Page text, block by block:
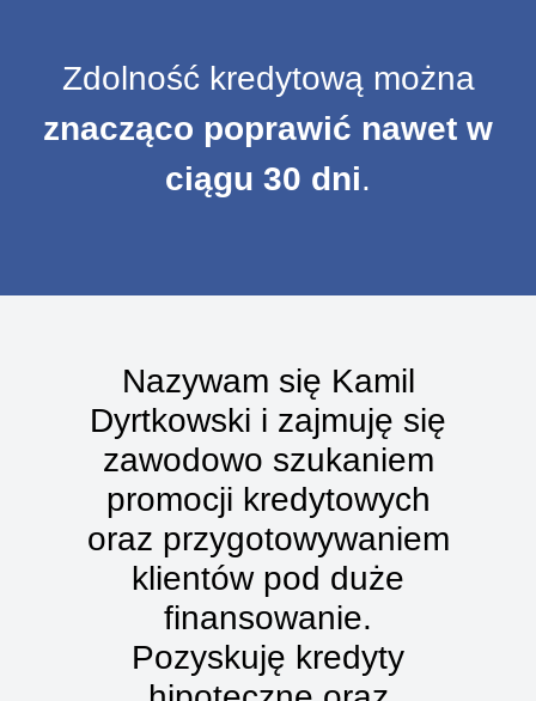
Zdolność kredytową można
znacząco poprawić nawet w
ciągu 30 dni.
Nazywam się Kamil
Dyrtkowski i zajmuję się
zawodowo szukaniem
promocji kredytowych
oraz przygotowywaniem
klientów pod duże
finansowanie.
Pozyskuję kredyty